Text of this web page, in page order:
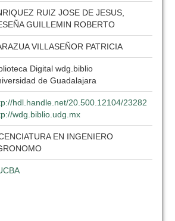
RUIZ JOSE DE JESUS,
GUILLEMIN ROBERTO
VILLASEÑOR PATRICIA
Digital wdg.biblio
de Guadalajara
hdl.handle.net/20.500.12104/23282
wdg.biblio.udg.mx
EN INGENIERO